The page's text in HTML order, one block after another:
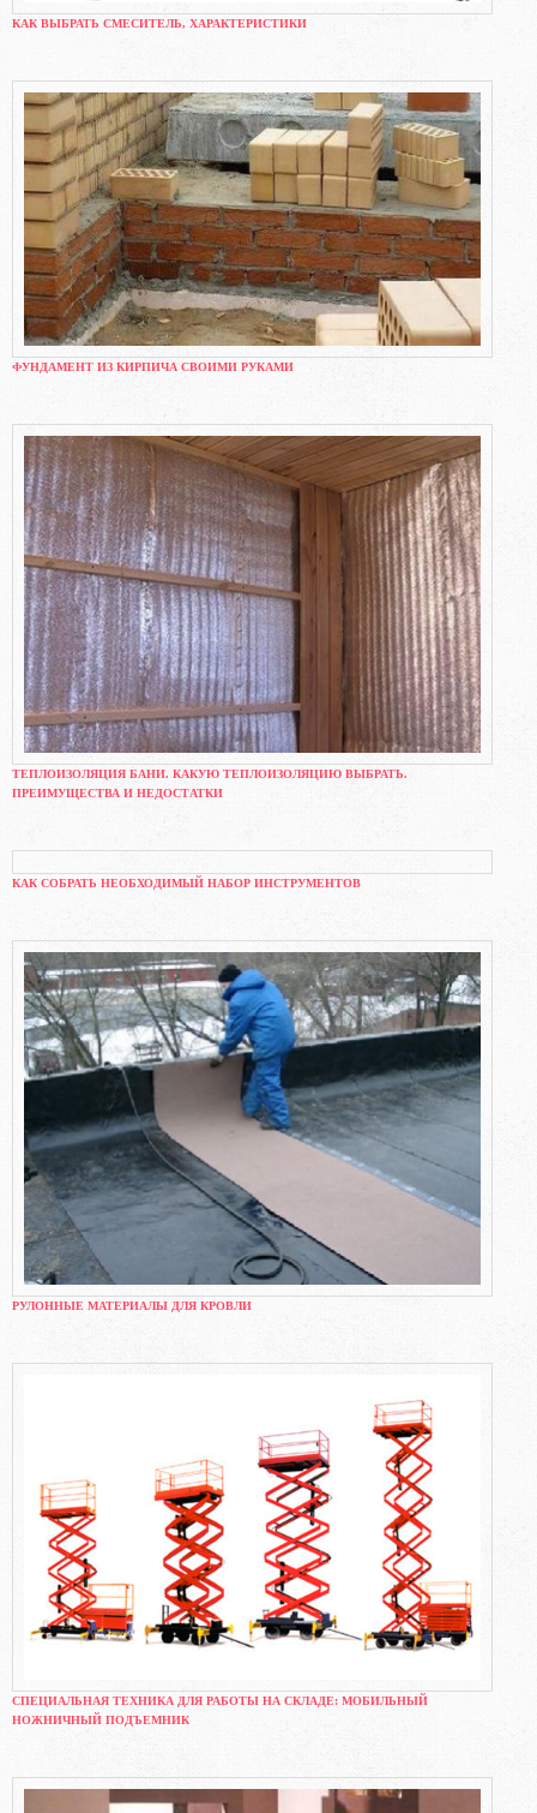
КАК ВЫБРАТЬ СМЕСИТЕЛЬ, ХАРАКТЕРИСТИКИ
ФУНДАМЕНТ ИЗ КИРПИЧА СВОИМИ РУКАМИ
ТЕПЛОИЗОЛЯЦИЯ БАНИ. КАКУЮ ТЕПЛОИЗОЛЯЦИЮ ВЫБРАТЬ.
ПРЕИМУЩЕСТВА И НЕДОСТАТКИ
КАК СОБРАТЬ НЕОБХОДИМЫЙ НАБОР ИНСТРУМЕНТОВ
РУЛОННЫЕ МАТЕРИАЛЫ ДЛЯ КРОВЛИ
СПЕЦИАЛЬНАЯ ТЕХНИКА ДЛЯ РАБОТЫ НА СКЛАДЕ: МОБИЛЬНЫЙ
НОЖНИЧНЫЙ ПОДЪЕМНИК